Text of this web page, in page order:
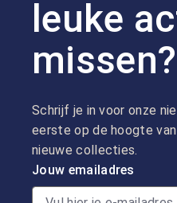
leuke
missen?
Schrijf je in voor onze
eerste op de hoogte
nieuwe collecties.
Jouw emailadres